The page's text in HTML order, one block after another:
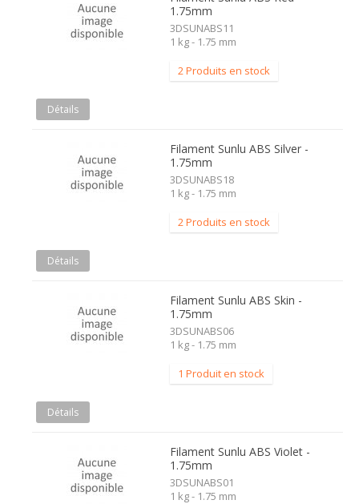
1.75mm
3DSUNABS11
1 kg - 1.75 mm
2 Produits en stock
Détails
Filament Sunlu ABS Silver -
1.75mm
3DSUNABS18
1 kg - 1.75 mm
2 Produits en stock
Détails
Filament Sunlu ABS Skin -
1.75mm
3DSUNABS06
1 kg - 1.75 mm
1 Produit en stock
Détails
Filament Sunlu ABS Violet -
1.75mm
3DSUNABS01
1 kg - 1.75 mm